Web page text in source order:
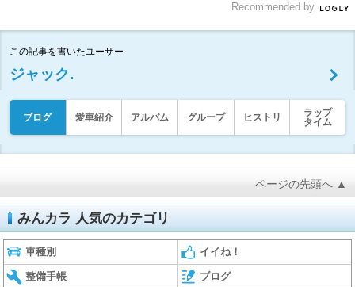
Recommended by
この記事を書いたユーザー
ジャック.
ブログ 愛車紹介 アルバム グループ ヒストリ
ラップ
タイム
ページの先頭へ ▲
みんカラ 人気のカテゴリ
車種別 イイね！
整備手帳 ブログ